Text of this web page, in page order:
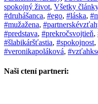
spokojný život, Všetky články
#druhášanca, #ego, #láska,
#mužažena,
#predstava, #prekročsvojtieň,
#šlabikáršťastia, #spokojnost,
#veronikapoláková,
Naši ctení partneri: